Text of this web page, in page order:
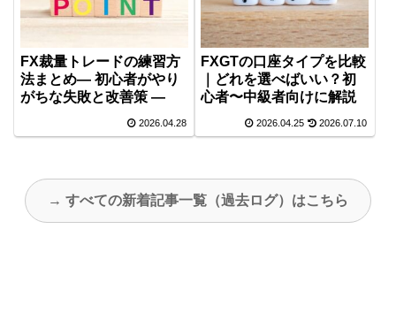
FX裁量トレードの練習方
法まとめ― 初心者がやり
がちな失敗と改善策 ―
2026.04.28
FXGTの口座タイプを比較
｜どれを選べばいい？初
心者〜中級者向けに解説
2026.04.25 2026.07.10
→ すべての新着記事一覧（過去ログ）はこちら